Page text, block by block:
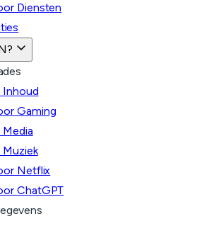
Diensten
Inhoud
Gaming
Media
Muziek
Netflix
ChatGPT